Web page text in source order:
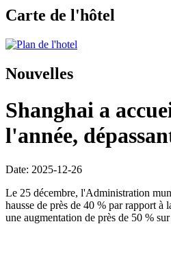
Carte de l'hôtel
Nouvelles
Shanghai a
l'année,
Date: 2025-12-26
Le 25 décembre, l'Administration
hausse de près de 40 % par rapport
une augmentation de près de 50 %